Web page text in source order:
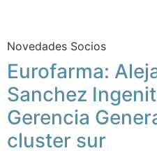
Novedades Socios
Eurofarma:
Sanchez
Gerencia
cluster sur